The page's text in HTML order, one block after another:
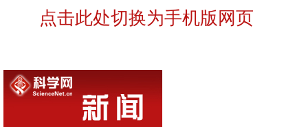
点击此处切换为手机版网页